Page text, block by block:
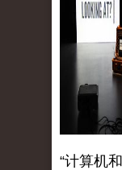
“计算机